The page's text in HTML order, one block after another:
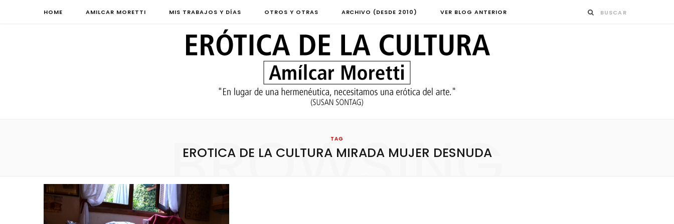
HOME AMILCAR MORETTI MIS TRABAJOS Y DÍAS OTROS Y OTRAS ARCHIVO (DESDE 2010) VER BLOG ANTERIOR
TAG
EROTICA DE LA CULTURA MIRADA MUJER DESNUDA
BROWSING